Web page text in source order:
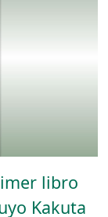
libro
Kakuta